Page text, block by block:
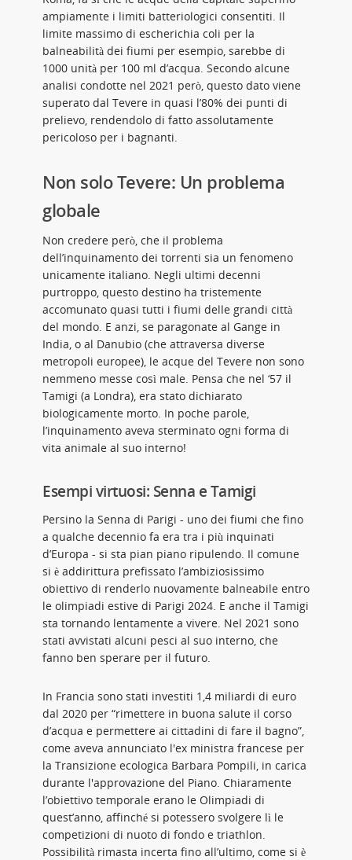
ampiamente i limiti batteriologici consentiti. Il
limite massimo di escherichia coli per la
balneabilità dei fiumi per esempio, sarebbe di
1000 unità per 100 ml d’acqua. Secondo alcune
analisi condotte nel 2021 però, questo dato viene
superato dal Tevere in quasi l’80% dei punti di
prelievo, rendendolo di fatto assolutamente
pericoloso per i bagnanti.
Non solo Tevere: Un problema
globale
Non credere però, che il problema
dell’inquinamento dei torrenti sia un fenomeno
unicamente italiano. Negli ultimi decenni
purtroppo, questo destino ha tristemente
accomunato quasi tutti i fiumi delle grandi città
del mondo. E anzi, se paragonate al Gange in
India, o al Danubio (che attraversa diverse
metropoli europee), le acque del Tevere non sono
nemmeno messe così male. Pensa che nel ‘57 il
Tamigi (a Londra), era stato dichiarato
biologicamente morto. In poche parole,
l’inquinamento aveva sterminato ogni forma di
vita animale al suo interno!
Esempi virtuosi: Senna e Tamigi
Persino la Senna di Parigi - uno dei fiumi che fino
a qualche decennio fa era tra i più inquinati
d’Europa - si sta pian piano ripulendo. Il comune
si è addirittura prefissato l’ambiziosissimo
obiettivo di renderlo nuovamente balneabile entro
le olimpiadi estive di Parigi 2024. E anche il Tamigi
sta tornando lentamente a vivere. Nel 2021 sono
stati avvistati alcuni pesci al suo interno, che
fanno ben sperare per il futuro.
In Francia sono stati investiti 1,4 miliardi di euro
dal 2020 per “rimettere in buona salute il corso
d’acqua e permettere ai cittadini di fare il bagno”,
come aveva annunciato l'ex ministra francese per
la Transizione ecologica Barbara Pompili, in carica
durante l'approvazione del Piano. Chiaramente
l’obiettivo temporale erano le Olimpiadi di
quest’anno, affinché si potessero svolgere lì le
competizioni di nuoto di fondo e triathlon.
Possibilità rimasta incerta fino all’ultimo, come si è